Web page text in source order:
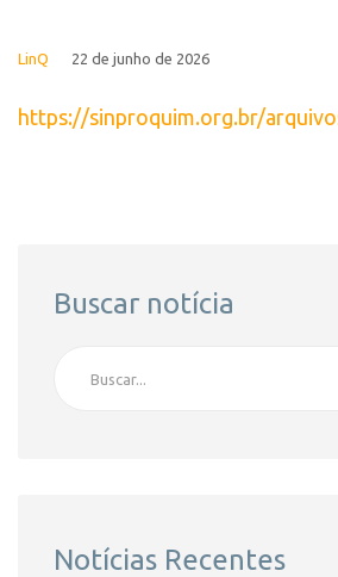
LinQ 22 de junho de 2026
https://sinproquim.org.br/
Buscar notícia
Notícias Recentes